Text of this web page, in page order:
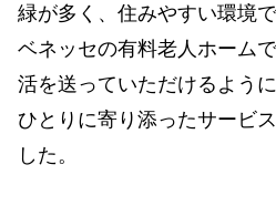
緑が多く、住みやすい環境
ベネッセの有料老人ホーム
活を送っていただけるよう
ひとりに寄り添ったサービ
した。